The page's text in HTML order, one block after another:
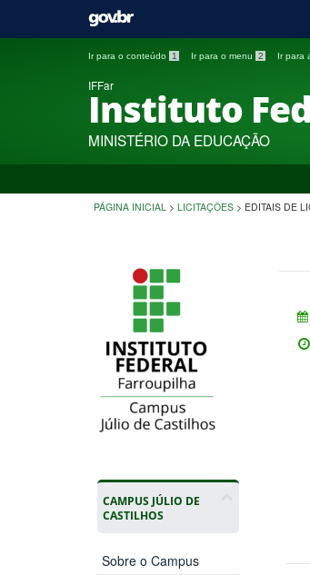
Ir para o conteúdo 1 Ir para o menu 2 Ir para
IFFar
Instituto
MINISTÉRIO DA EDUCAÇÃO
PÁGINA INICIAL > LICITAÇÕES > EDITAIS DE
CAMPUS JÚLIO DE
CASTILHOS
Sobre o Campus